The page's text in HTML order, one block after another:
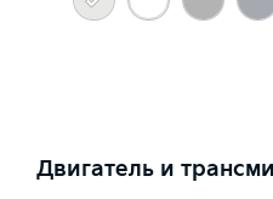
Двигатель и